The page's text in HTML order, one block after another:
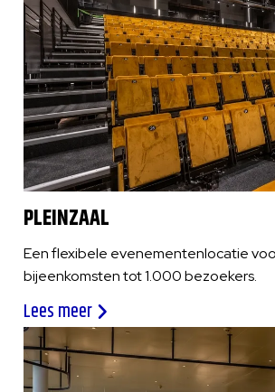
PLEINZAAL
Een flexibele evenementenlocatie
bijeenkomsten tot 1.000 bezoekers.
Lees meer